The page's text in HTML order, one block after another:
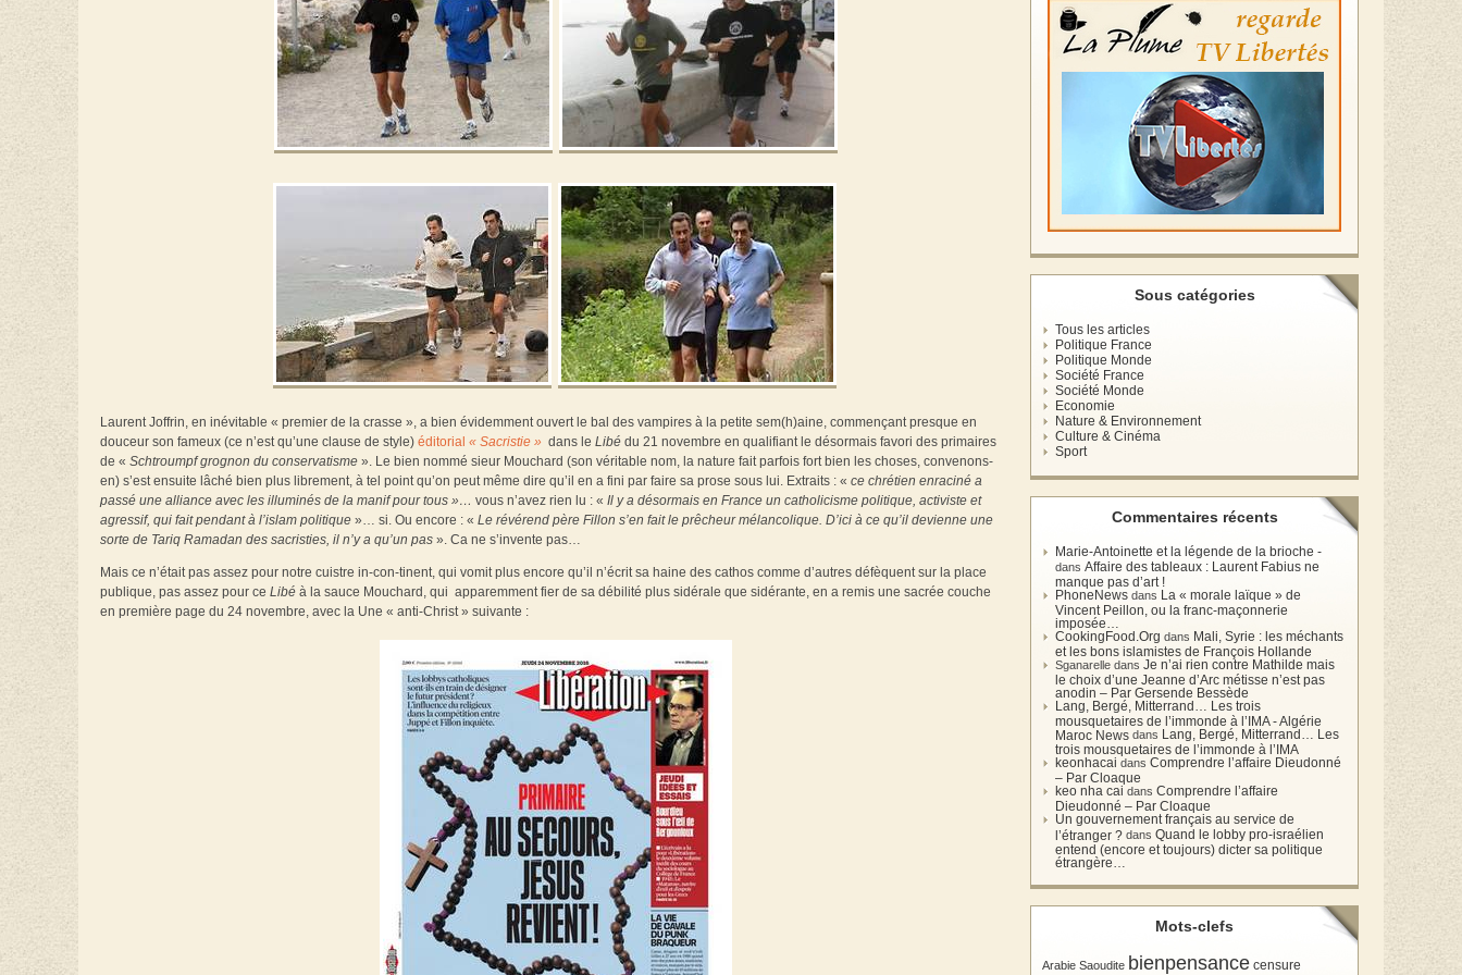
Laurent Joffrin, en inévitable « premier de la crasse », a bien évidemment ouvert le bal des vampires à la petite sem(h)aine, commençant presque en
douceur son fameux (ce n’est qu’une clause de style) éditorial « Sacristie » dans le Libé du 21 novembre en qualifiant le désormais favori des primaires
de « Schtroumpf grognon du conservatisme ». Le bien nommé sieur Mouchard (son véritable nom, la nature fait parfois fort bien les choses, convenons-
en) s’est ensuite lâché bien plus librement, à tel point qu’on peut même dire qu’il en a fini par faire sa prose sous lui. Extraits : « ce chrétien enraciné a
passé une alliance avec les illuminés de la manif pour tous »… vous n’avez rien lu : « Il y a désormais en France un catholicisme politique, activiste et
agressif, qui fait pendant à l’islam politique »… si. Ou encore : « Le révérend père Fillon s’en fait le prêcheur mélancolique. D’ici à ce qu’il devienne une
sorte de Tariq Ramadan des sacristies, il n’y a qu’un pas ». Ca ne s’invente pas…
Mais ce n’était pas assez pour notre cuistre in-con-tinent, qui vomit plus encore qu’il n’écrit sa haine des cathos comme d’autres défèquent sur la place
publique, pas assez pour ce Libé à la sauce Mouchard, qui apparemment fier de sa débilité plus sidérale que sidérante, en a remis une sacrée couche
en première page du 24 novembre, avec la Une « anti-Christ » suivante :
Sous catégories
Tous les articles
Politique France
Politique Monde
Société France
Société Monde
Economie
Nature & Environnement
Culture & Cinéma
Sport
Commentaires récents
Marie-Antoinette et la légende de la brioche -
dans Affaire des tableaux : Laurent Fabius ne
manque pas d’art !
PhoneNews dans La « morale laïque » de
Vincent Peillon, ou la franc-maçonnerie
imposée…
CookingFood.Org dans Mali, Syrie : les méchants
et les bons islamistes de François Hollande
Sganarelle dans Je n’ai rien contre Mathilde mais
le choix d’une Jeanne d’Arc métisse n’est pas
anodin – Par Gersende Bessède
Lang, Bergé, Mitterrand… Les trois
mousquetaires de l’immonde à l’IMA - Algérie
Maroc News dans Lang, Bergé, Mitterrand… Les
trois mousquetaires de l’immonde à l’IMA
keonhacai dans Comprendre l’affaire Dieudonné
– Par Cloaque
keo nha cai dans Comprendre l’affaire
Dieudonné – Par Cloaque
Un gouvernement français au service de
l’étranger ? dans Quand le lobby pro-israélien
entend (encore et toujours) dicter sa politique
étrangère…
Mots-clefs
Arabie Saoudite bienpensance censure